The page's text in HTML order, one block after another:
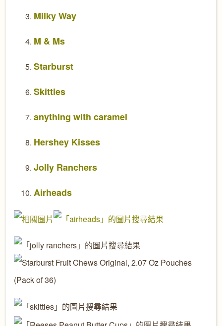
Milky Way
M & Ms
Starburst
Skittles
anything with caramel
Hershey Kisses
Jolly Ranchers
Airheads